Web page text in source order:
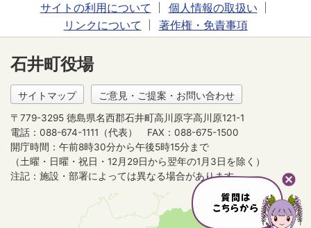
サイトの利用について
個人情報の取扱い
リンクについて
著作権・免責事項
石井町役場
サイトマップ ご意見・ご提案・お問い合わせ
〒779-3295 徳島県名西郡石井町高川原字高川原121-1
電話：088-674-1111（代表）
FAX：088-675-1500
開庁時間：午前8時30分から午後5時15分まで
（土曜・日曜・祝日・12月29日から翌年の1月3日を除く）
注記：施設・部署によっては異なる場合があります。